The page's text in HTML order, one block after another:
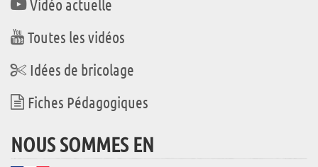
Vidéo actuelle
Toutes les vidéos
Idées de bricolage
Fiches Pédagogiques
NOUS SOMMES EN